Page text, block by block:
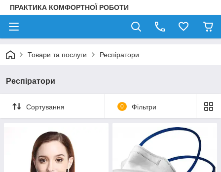
ПРАКТИКА КОМФОРТНОЇ РОБОТИ
Товари та послуги Респіратори
Респіратори
Сортування 0 Фільтри